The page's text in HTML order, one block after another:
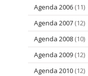
Agenda 2006 (11)
Agenda 2007 (12)
Agenda 2008 (10)
Agenda 2009 (12)
Agenda 2010 (12)